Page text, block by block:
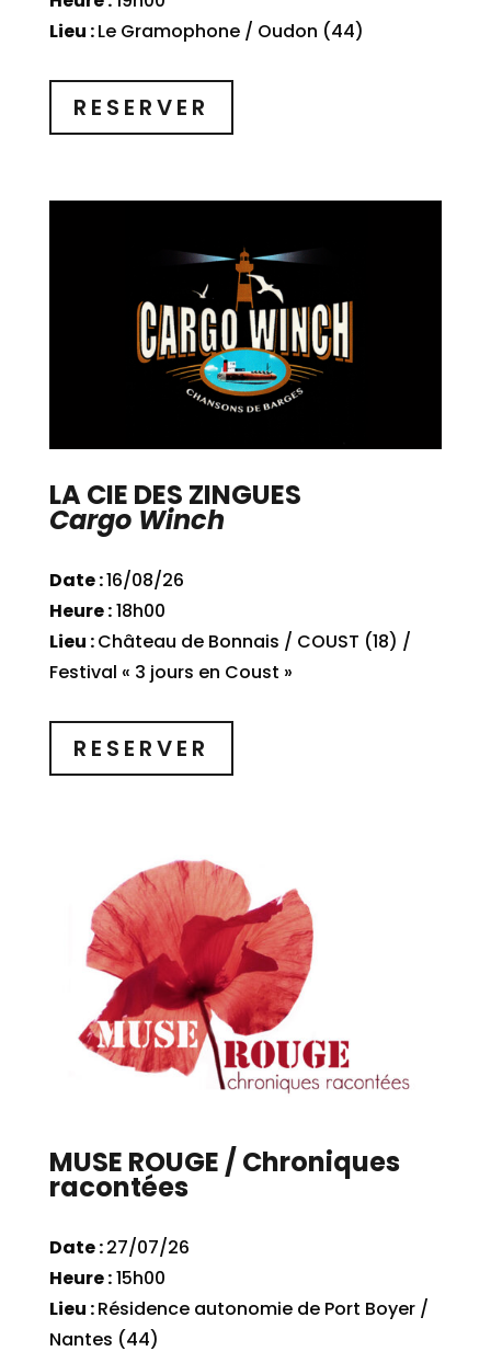
Lieu :Le Gramophone / Oudon (44)
RESERVER
LA CIE DES ZINGUES
Cargo Winch
Date :16/08/26
Heure :18h00
Lieu :Château de Bonnais / COUST (18) /
Festival « 3 jours en Coust »
RESERVER
MUSE ROUGE / Chroniques
racontées
Date :27/07/26
Heure :15h00
Lieu :Résidence autonomie de Port Boyer /
Nantes (44)